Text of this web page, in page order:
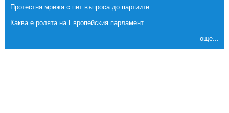
Протестна мрежа с пет въпроса до партиите
Каква е ролята на Европейския парламент
още...